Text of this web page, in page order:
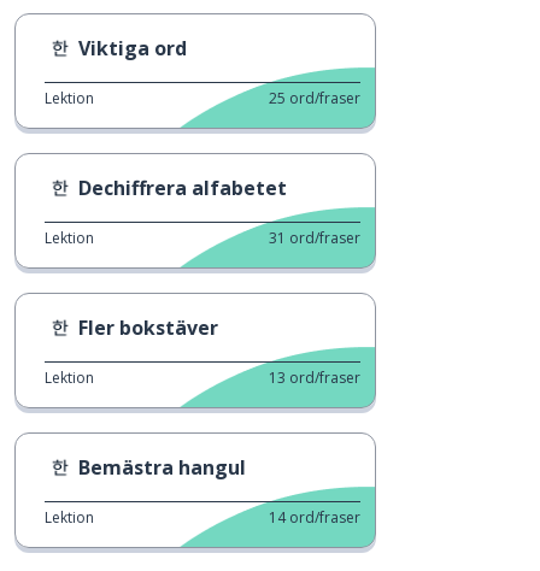
Viktiga ord
Lektion 25 ord/fraser
Dechiffrera alfabetet
Lektion 31 ord/fraser
Fler bokstäver
Lektion 13 ord/fraser
Bemästra hangul
Lektion 14 ord/fraser